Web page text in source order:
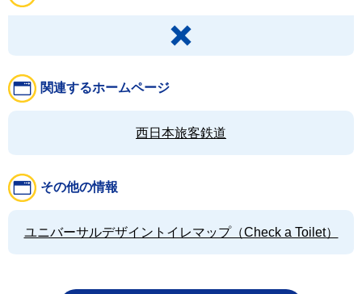
関連するホームページ
西日本旅客鉄道
その他の情報
ユニバーサルデザイントイレマップ（Check a Toilet）